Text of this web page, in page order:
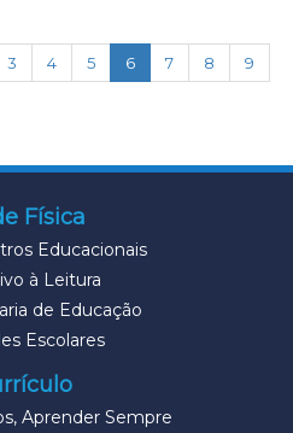
3 4 5 6(current)
7 8
9
Física
Educacionais
à Leitura
de Educação
Escolares
Aprender Sempre